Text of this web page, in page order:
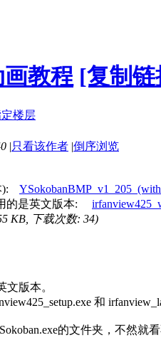
教程 [复制链
|只看该作者 |倒序浏览
):
的是英文版本:
KB, 下载次数: 34)
文版本。
和
的文件夹，不然就